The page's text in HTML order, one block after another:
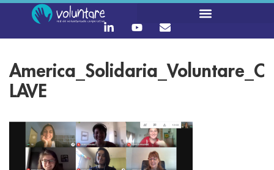
America_Solidaria_Voluntare_C
LAVE